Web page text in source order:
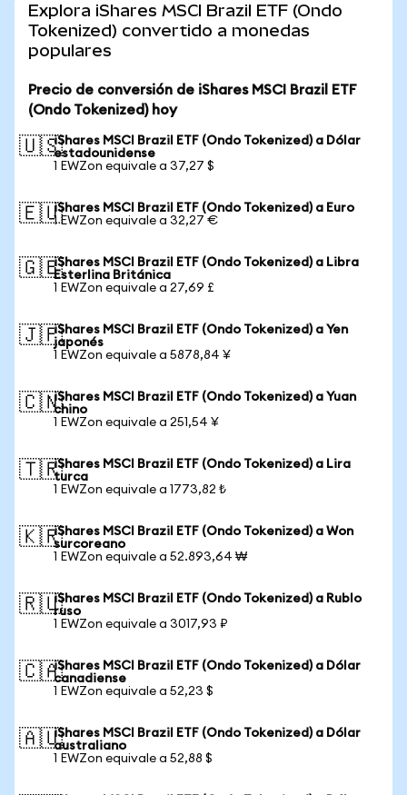
Explora iShares MSCI Brazil ETF (Ondo
Tokenized) convertido a monedas
populares
Precio de conversión de iShares MSCI Brazil ETF
(Ondo Tokenized) hoy
🇺🇸iShares MSCI Brazil ETF (Ondo Tokenized) a Dólar
estadounidense
1 EWZon equivale a 37,27 $
🇪🇺iShares MSCI Brazil ETF (Ondo Tokenized) a Euro
1 EWZon equivale a 32,27 €
🇬🇧iShares MSCI Brazil ETF (Ondo Tokenized) a Libra
Esterlina Británica
1 EWZon equivale a 27,69 £
🇯🇵iShares MSCI Brazil ETF (Ondo Tokenized) a Yen
japonés
1 EWZon equivale a 5878,84 ¥
🇨🇳iShares MSCI Brazil ETF (Ondo Tokenized) a Yuan
chino
1 EWZon equivale a 251,54 ¥
🇹🇷iShares MSCI Brazil ETF (Ondo Tokenized) a Lira
turca
1 EWZon equivale a 1773,82 ₺
🇰🇷iShares MSCI Brazil ETF (Ondo Tokenized) a Won
surcoreano
1 EWZon equivale a 52.893,64 ₩
🇷🇺iShares MSCI Brazil ETF (Ondo Tokenized) a Rublo
ruso
1 EWZon equivale a 3017,93 ₽
🇨🇦iShares MSCI Brazil ETF (Ondo Tokenized) a Dólar
canadiense
1 EWZon equivale a 52,23 $
🇦🇺iShares MSCI Brazil ETF (Ondo Tokenized) a Dólar
australiano
1 EWZon equivale a 52,88 $